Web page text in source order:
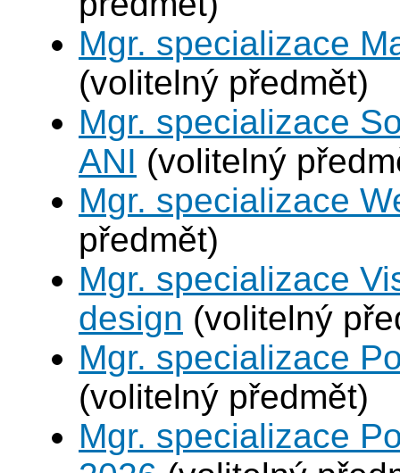
Mgr. specializace
(volitelný předmět)
Mgr. specializace
ANI (volitelný
Mgr. specializace
předmět)
Mgr. specializace
design (volitelný
Mgr. specializace
(volitelný předmět)
Mgr. specializace